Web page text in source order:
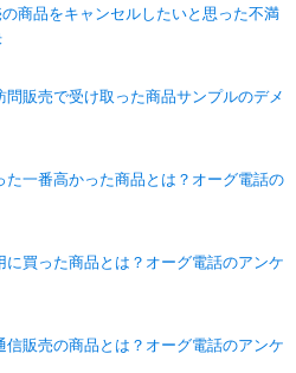
商品をキャンセルしたいと思った不満
販売で受け取った商品サンプルのデメ
一番高かった商品とは？オーグ電話の
買った商品とは？オーグ電話のアンケ
販売の商品とは？オーグ電話のアンケ